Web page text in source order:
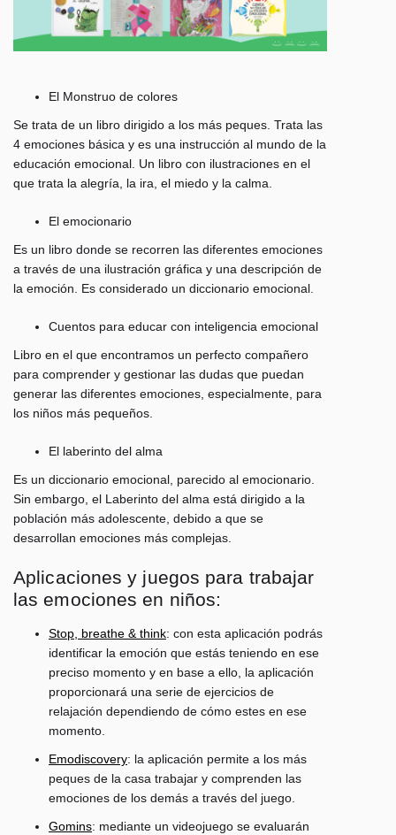
El Monstruo de colores
Se trata de un libro dirigido a los más peques. Trata las
4 emociones básica y es una instrucción al mundo de la
educación emocional. Un libro con ilustraciones en el
que trata la alegría, la ira, el miedo y la calma.
El emocionario
Es un libro donde se recorren las diferentes emociones
a través de una ilustración gráfica y una descripción de
la emoción. Es considerado un diccionario emocional.
Cuentos para educar con inteligencia emocional
Libro en el que encontramos un perfecto compañero
para comprender y gestionar las dudas que puedan
generar las diferentes emociones, especialmente, para
los niños más pequeños.
El laberinto del alma
Es un diccionario emocional, parecido al emocionario.
Sin embargo, el Laberinto del alma está dirigido a la
población más adolescente, debido a que se
desarrollan emociones más complejas.
Aplicaciones y juegos para trabajar
las emociones en niños:
Stop, breathe & think: con esta aplicación podrás
identificar la emoción que estás teniendo en ese
preciso momento y en base a ello, la aplicación
proporcionará una serie de ejercicios de
relajación dependiendo de cómo estes en ese
momento.
Emodiscovery: la aplicación permite a los más
peques de la casa trabajar y comprenden las
emociones de los demás a través del juego.
Gomins: mediante un videojuego se evaluarán